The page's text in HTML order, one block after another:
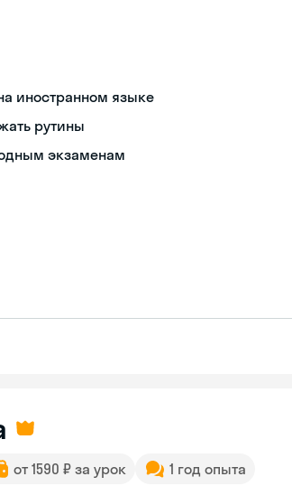
иностранном языке
рутины
экзаменам
от 1590 ₽ за урок 1 год опыта